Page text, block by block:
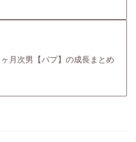
ヶ月次男【パプ】の成長まとめ